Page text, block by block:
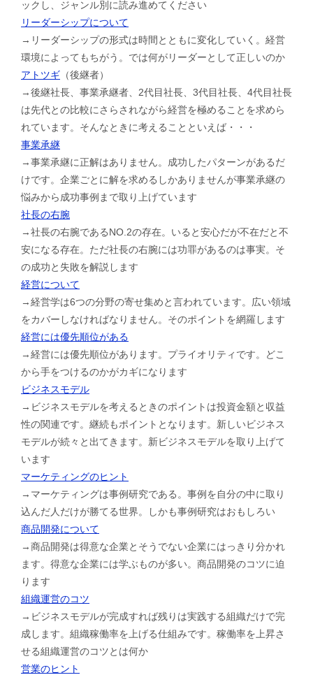
ックし、ジャンル別に読み進めてください
リーダーシップについて
→リーダーシップの形式は時間とともに変化していく。経営
環境によってもちがう。では何がリーダーとして正しいのか
アトツギ （後継者）
→後継社長、事業承継者、2代目社長、3代目社長、4代目社長
は先代との比較にさらされながら経営を極めることを求めら
れています。そんなときに考えることといえば・・・
事業承継
→事業承継に正解はありません。成功したパターンがあるだ
けです。企業ごとに解を求めるしかありませんが事業承継の
悩みから成功事例まで取り上げています
社長の右腕
→社長の右腕であるNO.2の存在。いると安心だが不在だと不
安になる存在。ただ社長の右腕には功罪があるのは事実。そ
の成功と失敗を解説します
経営について
→経営学は6つの分野の寄せ集めと言われています。広い領域
をカバーしなければなりません。そのポイントを網羅します
経営には優先順位がある
→経営には優先順位があります。プライオリティです。どこ
から手をつけるのかがカギになります
ビジネスモデル
→ビジネスモデルを考えるときのポイントは投資金額と収益
性の関連です。継続もポイントとなります。新しいビジネス
モデルが続々と出てきます。新ビジネスモデルを取り上げて
います
マーケティングのヒント
→マーケティングは事例研究である。事例を自分の中に取り
込んだ人だけが勝てる世界。しかも事例研究はおもしろい
商品開発について
→商品開発は得意な企業とそうでない企業にはっきり分かれ
ます。得意な企業には学ぶものが多い。商品開発のコツに迫
ります
組織運営のコツ
→ビジネスモデルが完成すれば残りは実践する組織だけで完
成します。組織稼働率を上げる仕組みです。稼働率を上昇さ
せる組織運営のコツとは何か
営業のヒント